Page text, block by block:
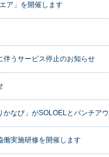
ア」を開催します
伴うサービス停止のお知らせ
かなび」がSOLOELとパンチア
働実施研修を開催します